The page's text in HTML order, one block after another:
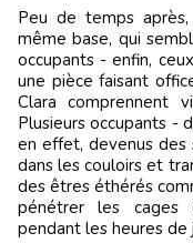
Peu de temps
même base, qui
occupants - enfin,
une pièce faisant
Clara comprennent
Plusieurs occupants -
en effet, devenus
dans les couloirs et
des êtres éthérés
pénétrer les cages
pendant les heures de